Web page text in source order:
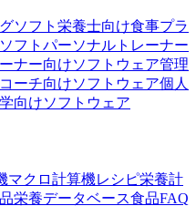
ソフト 栄養士向け食事プラ
フト パーソナルトレーナー
ナー向けソフトウェア管理
ーチ向けソフトウェア個人
向けソフトウェア
マクロ計算機レシピ栄養計
栄養データベース食品FAQ